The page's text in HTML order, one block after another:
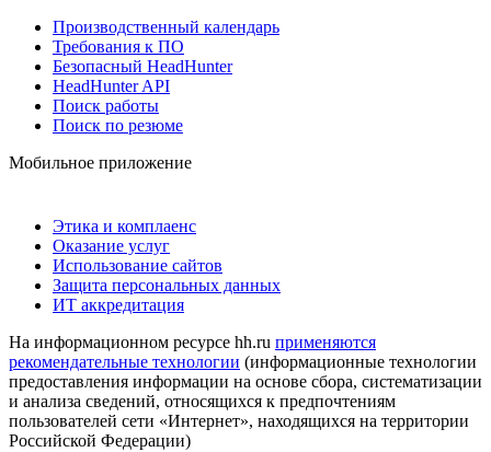
Производственный календарь
Требования к ПО
Безопасный HeadHunter
HeadHunter API
Поиск работы
Поиск по резюме
Мобильное приложение
Этика и комплаенс
Оказание услуг
Использование сайтов
Защита персональных данных
ИТ аккредитация
На информационном ресурсе hh.ru применяются
рекомендательные технологии (информационные технологии
предоставления информации на основе сбора, систематизации
и анализа сведений, относящихся к предпочтениям
пользователей сети «Интернет», находящихся на территории
Российской Федерации)